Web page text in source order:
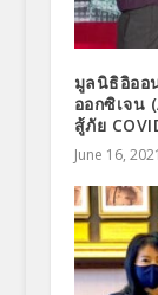
มูลนิธิอิออ
ออกซิเจน
สู้ภัย
June 16, 2021